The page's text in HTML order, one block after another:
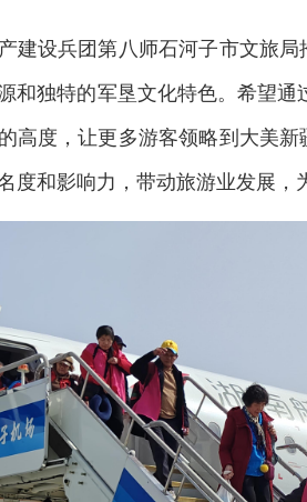
建设兵团第八师石河子市文旅
和独特的军垦文化特色。希望
高度，让更多游客领略到大美
度和影响力，带动旅游业发展，
2026年中国航海日论